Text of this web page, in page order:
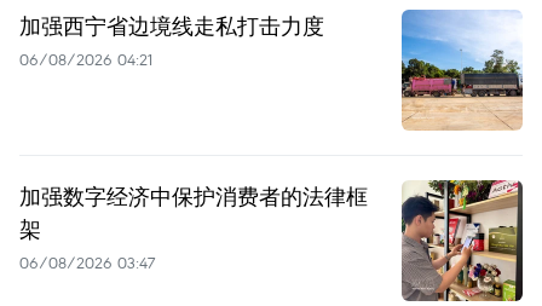
加强西宁省边境线走私打击力度
06/08/2026 04:21
加强数字经济中保护消费者的法律框
架
06/08/2026 03:47